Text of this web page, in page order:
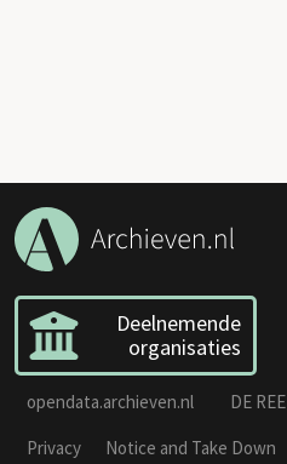
Deelnemende
organisaties
opendata.archieven.nl DE REE
Privacy
Notice and Take Down